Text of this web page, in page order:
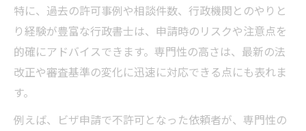
特に、過去の許可事例や相談件数、行政機関とのやりと
り経験が豊富な行政書士は、申請時のリスクや注意点を
的確にアドバイスできます。専門性の高さは、最新の法
改正や審査基準の変化に迅速に対応できる点にも表れま
す。
例えば、ビザ申請で不許可となった依頼者が、専門性の